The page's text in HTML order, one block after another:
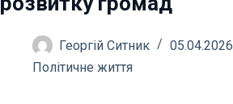
Георгій Ситник
05.04.2026
Політичне життя